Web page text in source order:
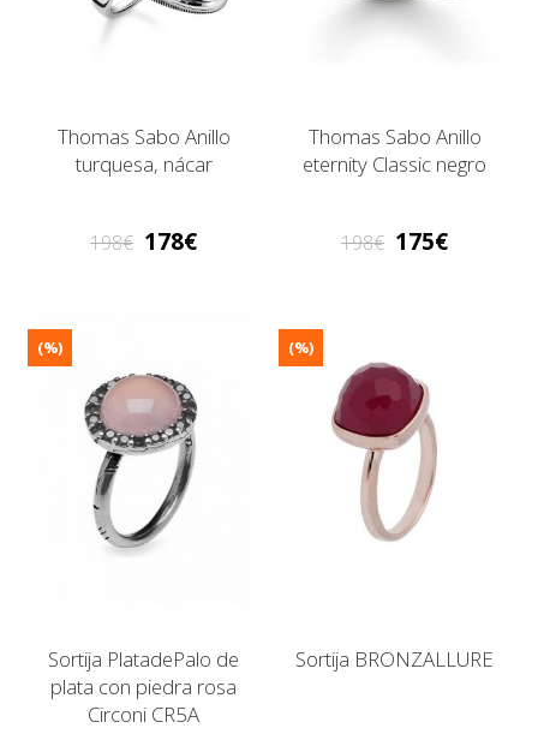
Thomas Sabo Anillo
turquesa, nácar
198 178
Thomas Sabo Anillo
eternity Classic negro
198 175
Sortija PlatadePalo de
plata con piedra rosa
Circoni CR5A
(%)
Sortija BRONZALLURE
(%)